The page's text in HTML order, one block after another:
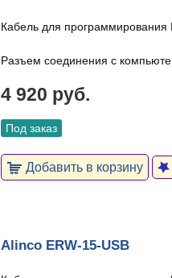
Кабель для программирования
Разъем соединения с
4 920 руб.
Под заказ
Добавить в корзину
Alinco ERW-15-USB